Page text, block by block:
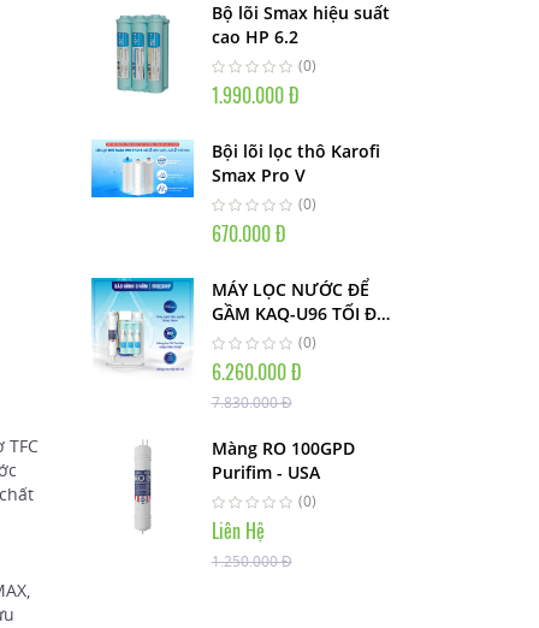
Bộ lõi Smax hiệu suất
cao HP 6.2
(0)
1.990.000 Đ
Bội lõi lọc thô Karofi
Smax Pro V
(0)
670.000 Đ
MÁY LỌC NƯỚC ĐỂ
GẦM KAQ-U96 TỐI ĐA
TIỆN ÍCH, TINH TẾ
NHỎ GỌN fd3
(0)
6.260.000 Đ
7.830.000 Đ
Màng RO 100GPD
Purifim - USA
(0)
Liên Hệ
1.250.000 Đ